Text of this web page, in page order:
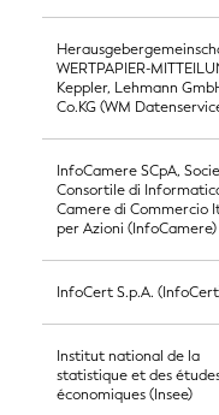
WERTPAPIER-
Keppler, Lehmann
Co.KG (WM
InfoCamere SCpA,
Consortile di
Camere di Commercio
per Azioni (InfoCamere)
InfoCert S.p.A.
Institut national de la
statistique et des
économiques (Insee)